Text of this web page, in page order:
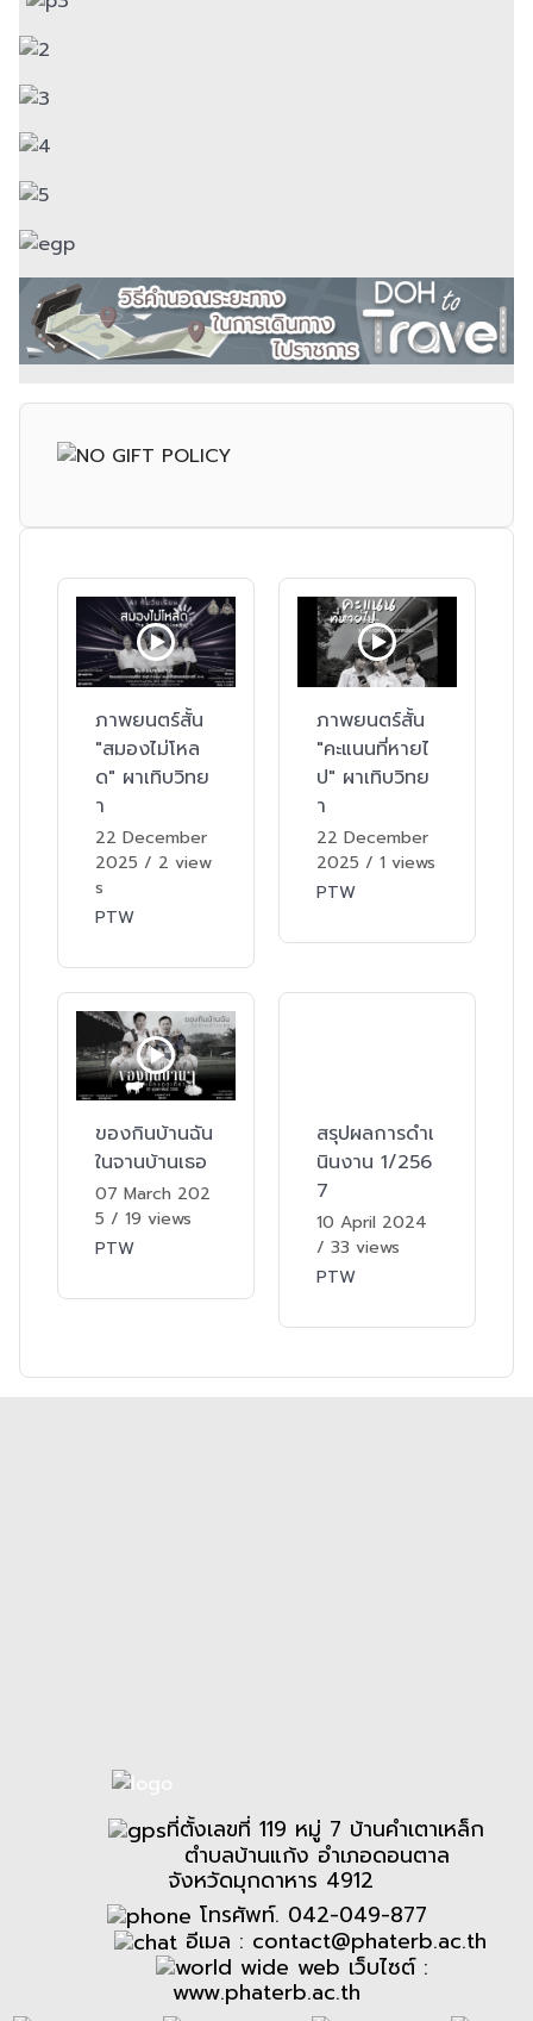
ภาพยนตร์สั้น
"สมองไม่โหล
ด" ผาเทิบวิทย
า
22 December
2025 / 2 view
s
PTW
ภาพยนตร์สั้น
"คะแนนที่หายไ
ป" ผาเทิบวิทย
า
22 December
2025 / 1 views
PTW
ของกินบ้านฉัน
ในจานบ้านเธอ
07 March 202
5 / 19 views
PTW
สรุปผลการดำเ
นินงาน 1/256
7
10 April 2024
/ 33 views
PTW
ที่ตั้งเลขที่ 119 หมู่ 7 บ้านคำเตาเหล็ก
ตำบลบ้านแก้ง อำเภอดอนตาล
จังหวัดมุกดาหาร 4912
โทรศัพท์. 042-049-877
อีเมล : contact@phaterb.ac.th
เว็บไซต์ :
www.phaterb.ac.th